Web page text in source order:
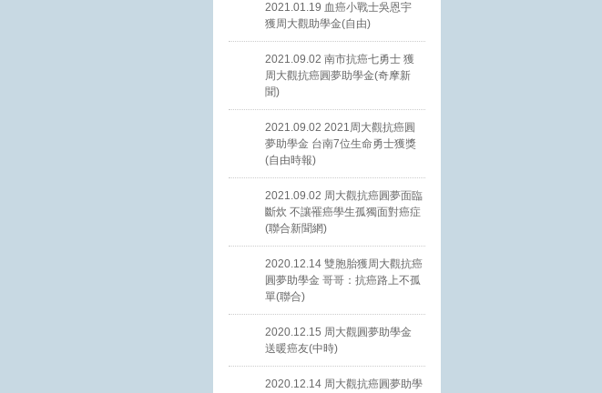
2021.01.19 血癌小戰士吳恩宇
獲周大觀助學金(自由)
2021.09.02 南市抗癌七勇士 獲
周大觀抗癌圓夢助學金(奇摩新
聞)
2021.09.02 2021周大觀抗癌圓
夢助學金 台南7位生命勇士獲獎
(自由時報)
2021.09.02 周大觀抗癌圓夢面臨
斷炊 不讓罹癌學生孤獨面對癌症
(聯合新聞網)
2020.12.14 雙胞胎獲周大觀抗癌
圓夢助學金 哥哥：抗癌路上不孤
單(聯合)
2020.12.15 周大觀圓夢助學金
送暖癌友(中時)
2020.12.14 周大觀抗癌圓夢助學